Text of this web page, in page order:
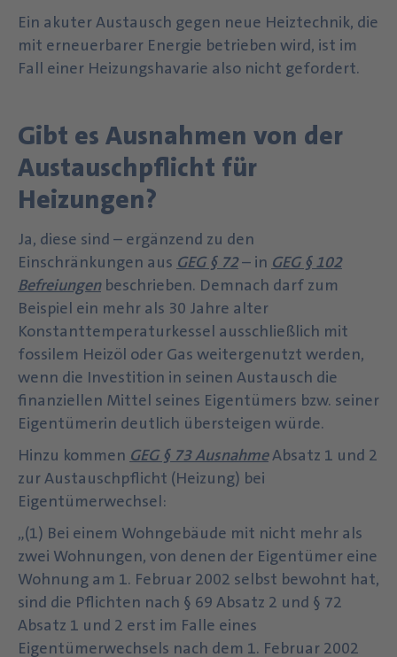
Ein akuter Austausch gegen neue Heiztechnik, die
mit erneuerbarer Energie betrieben wird, ist im
Fall einer Heizungshavarie also nicht gefordert.
Gibt es Ausnahmen von der
Austauschpflicht für
Heizungen?
Ja, diese sind – ergänzend zu den
Einschränkungen aus GEG § 72– in GEG § 102
Befreiungenbeschrieben. Demnach darf zum
Beispiel ein mehr als 30 Jahre alter
Konstanttemperaturkessel ausschließlich mit
fossilem Heizöl oder Gas weitergenutzt werden,
wenn die Investition in seinen Austausch die
finanziellen Mittel seines Eigentümers bzw. seiner
Eigentümerin deutlich übersteigen würde.
Hinzu kommen GEG § 73 AusnahmeAbsatz 1 und 2
zur Austauschpflicht (Heizung) bei
Eigentümerwechsel:
„(1) Bei einem Wohngebäude mit nicht mehr als
zwei Wohnungen, von denen der Eigentümer eine
Wohnung am 1. Februar 2002 selbst bewohnt hat,
sind die Pflichten nach § 69 Absatz 2 und § 72
Absatz 1 und 2 erst im Falle eines
Eigentümerwechsels nach dem 1. Februar 2002